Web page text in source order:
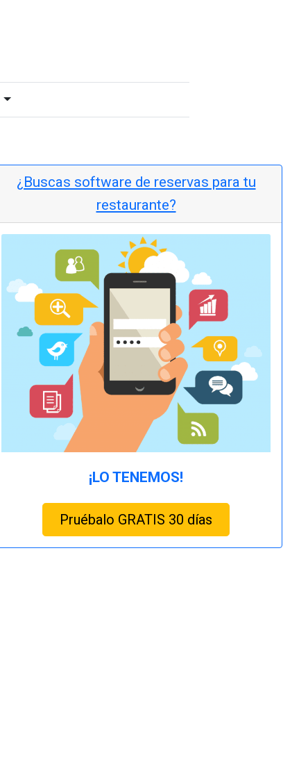
¿Buscas software de reservas para tu
restaurante?
¡LO TENEMOS!
Pruébalo GRATIS 30 días